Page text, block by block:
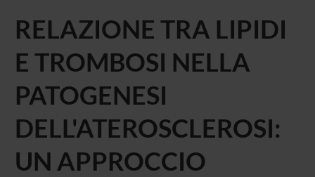
RELAZIONE TRA LIPIDI
E TROMBOSI NELLA
PATOGENESI
DELL'ATEROSCLEROSI:
UN APPROCCIO